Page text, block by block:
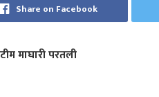
Share on Facebook
माघारी परतली